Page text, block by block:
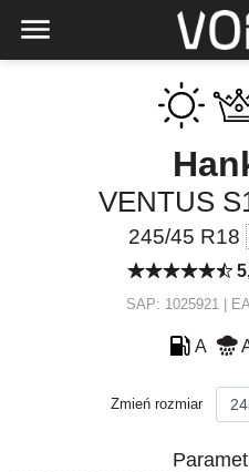
VENTUS
245/45 R18
SAP: 1025921 |
A
Zmień rozmiar